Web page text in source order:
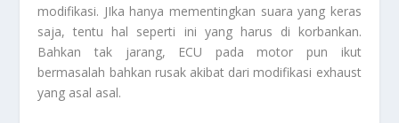
modifikasi. JIka hanya mementingkan suara yang keras
saja, tentu hal seperti ini yang harus di korbankan.
Bahkan tak jarang, ECU pada motor pun ikut
bermasalah bahkan rusak akibat dari modifikasi exhaust
yang asal asal.